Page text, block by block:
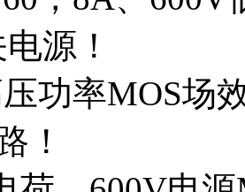
源！
功率MOS场
！